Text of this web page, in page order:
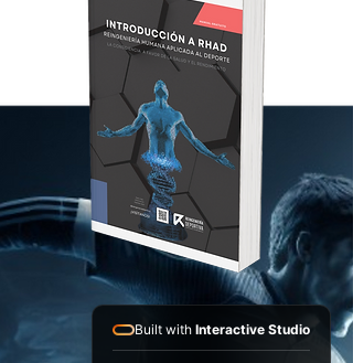
Built with Interactive Studio